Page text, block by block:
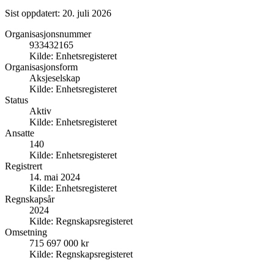
Sist oppdatert: 20. juli 2026
Organisasjonsnummer
933432165
Kilde: Enhetsregisteret
Organisasjonsform
Aksjeselskap
Kilde: Enhetsregisteret
Status
Aktiv
Kilde: Enhetsregisteret
Ansatte
140
Kilde: Enhetsregisteret
Registrert
14. mai 2024
Kilde: Enhetsregisteret
Regnskapsår
2024
Kilde: Regnskapsregisteret
Omsetning
715 697 000 kr
Kilde: Regnskapsregisteret